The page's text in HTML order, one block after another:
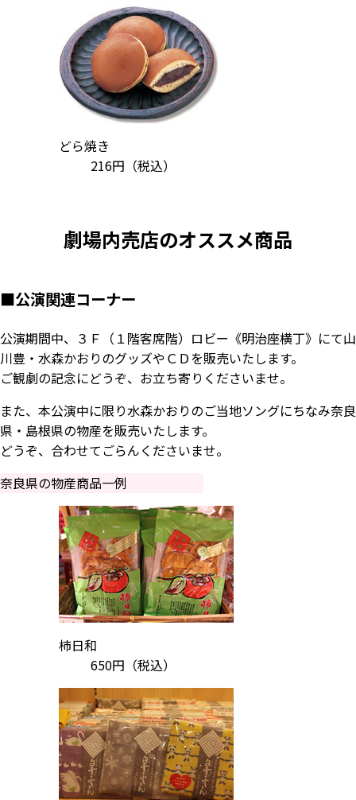
どら焼き
216円 （税込）
劇場内売店のオススメ商品
■公演関連コーナー
公演期間中、３Ｆ（１階客席階）ロビー《明治座横丁》にて山
川豊・水森かおりのグッズやＣＤを販売いたします。
ご観劇の記念にどうぞ、お立ち寄りくださいませ。
また、本公演中に限り水森かおりのご当地ソングにちなみ奈良
県・島根県の物産を販売いたします。
どうぞ、合わせてごらんくださいませ。
奈良県の物産商品一例
柿日和
650円 （税込）